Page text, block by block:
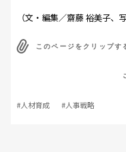
（文・編集／齋藤 裕美子、
このページをクリップす
#人材育成 #人事戦略